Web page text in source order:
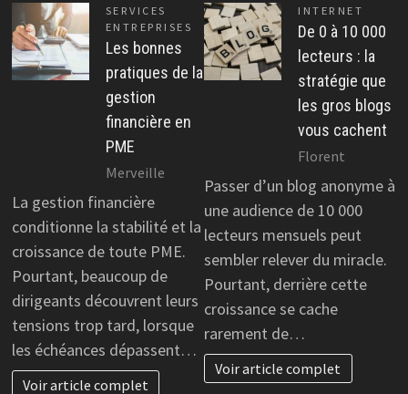
SERVICES
ENTREPRISES
Les bonnes
pratiques de la
gestion
financière en
PME
Merveille
La gestion financière
conditionne la stabilité et la
croissance de toute PME.
Pourtant, beaucoup de
dirigeants découvrent leurs
tensions trop tard, lorsque
les échéances dépassent…
Voir article complet
INTERNET
De 0 à 10 000
lecteurs : la
stratégie que
les gros blogs
vous cachent
Florent
Passer d’un blog anonyme à
une audience de 10 000
lecteurs mensuels peut
sembler relever du miracle.
Pourtant, derrière cette
croissance se cache
rarement de…
Voir article complet